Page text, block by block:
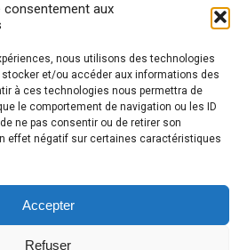
consentement aux
nous utilisons des technologies
et/ou accéder aux informations des
à ces technologies nous permettra de
le comportement de navigation ou les ID
ne pas consentir ou de retirer son
effet négatif sur certaines caractéristiques
Accepter
Refuser
©
Toutes les photos de ce site sont
de l'auteur et sont protégées par le